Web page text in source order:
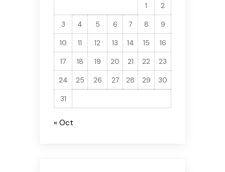
1 2
3 4 5 6 7 8 9
10 11 12 13 14 15 16
17 18 19 20 21 22 23
24 25 26 27 28 29 30
31
« Oct